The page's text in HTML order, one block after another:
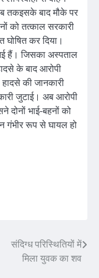
तकइसके बाद मौके पर
को तत्काल सरकारी
कर दिया।
हैं। जिसका अस्पताल
के बाद आरोपी
की जानकारी
जुटाई। अब आरोपी
भाई-बहनों को
गंभीर रूप से घायल हो
संदिग्ध परिस्थितियों में
मिला युवक का शव